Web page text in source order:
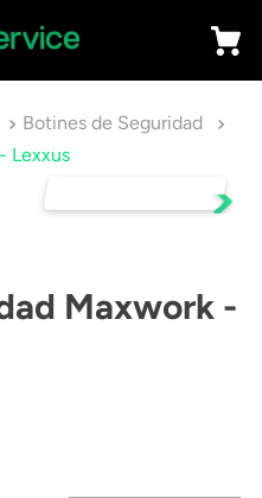
Botines de Seguridad
Lexxus
Maxwork -